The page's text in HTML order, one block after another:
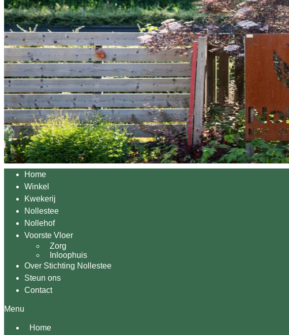
Home
Winkel
Kwekerij
Nollestee
Nollehof
Voorste Vloer
Zorg
Inloophuis
Over Stichting Nollestee
Steun ons
Contact
Menu
Home